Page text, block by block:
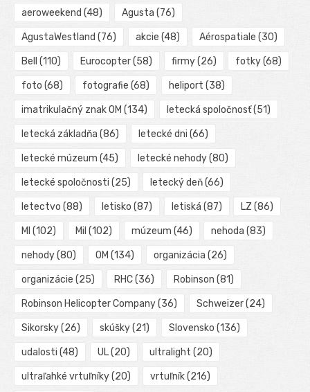
aeroweekend (48) Agusta (76)
AgustaWestland (76) akcie (48) Aérospatiale (30)
Bell (110) Eurocopter(58) firmy(26) fotky(68)
foto (68) fotografie (68) heliport (38)
imatrikulačný znak OM (134) letecká spoločnosť(51)
letecká základňa (86) letecké dni (66)
letecké múzeum (45) letecké nehody(80)
letecké spoločnosti (25) letecký deň(66)
letectvo (88) letisko (87) letiská (87) LZ (86)
MI (102) Mil (102) múzeum (46) nehoda (83)
nehody(80) OM (134) organizácia (26)
organizácie (25) RHC(36) Robinson (81)
Robinson Helicopter Company(36) Schweizer(24)
Sikorsky(26) skúšky(21) Slovensko (136)
udalosti (48) UL(20) ultralight (20)
ultraľahké vrtuľníky(20) vrtuľník(216)